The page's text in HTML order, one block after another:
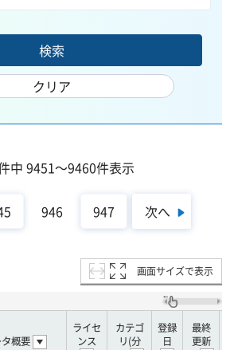
中 9451～9460件表示
946 947 次へ
画面サイズで表示
概要
ライセ
ンス
カテゴ
リ(分
登録
日
最終
更新